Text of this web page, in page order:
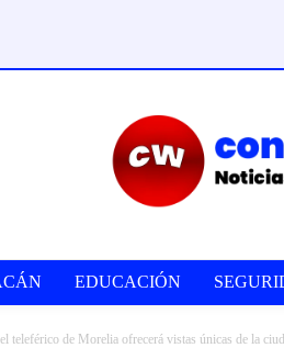
EDUCACIÓN
teleférico de Morelia ofrecerá vistas únicas de la